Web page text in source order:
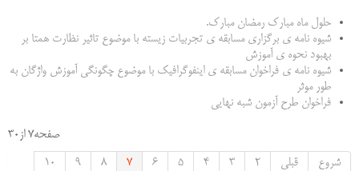
حلول ماه مبارک رمضان مبارک.
شیوه نامه ی برگزاري مسابقه ی تجربیات زیسته با موضوع تاثیر نظارت همتا بر
بهبود نحوه ی آموزش
شیوه نامه ی فراخوان مسابقه ی اینفوگرافیک با موضوع چگونگی آموزش واژگان به
طور موثر
فراخوان طرح آزمون شبه نهايي
صفحه7 از30
شروع
قبلی 2
3
4
5
6
7
8
9
10